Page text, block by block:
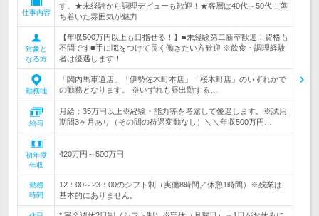
仕事内容
す。★未経験から調理デビューも歓迎！★客層は40代～50代！落
ち着いた雰囲気が魅力
対象と
なる方
【年収500万円以上も目指せる！】■未経験第二新卒歓迎！資格も
不問です■手に職をつけて長く働きたい方歓迎 ※飲食・調理経験
者は優遇します！
勤務地
「関内馬車道店」「伊勢佐木町本店」「桜木町店」のいずれかで
の勤務となります。 ※いずれも昼出勤する…
給与
月給：35万円以上※経験・能力等を考慮して優遇します。※試用
期間3ヶ月あり（その間の待遇変動なし）＼＼年収500万円…
初年度
年収
420万円～500万円
勤務
時間
12：00～23：00のシフト制（実働8時間／休憩1時間）※残業は
基本的にありません。